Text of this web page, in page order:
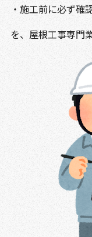
・施工前に必ず確
を、屋根工事専門